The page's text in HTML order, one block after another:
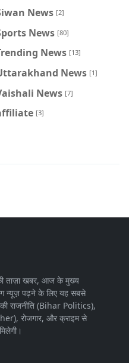
News [2]
News [80]
News [13]
News [1]
News [7]
[3]
ताज़ा खबर, आज के मुख्य
न्यूज़ पढ़ने के लिए यह सबसे
राजनीति (Bihar Politics),
रोजगार, और क्राइम से